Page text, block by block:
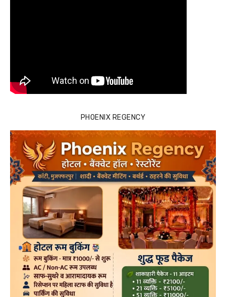
PHOENIX REGENCY